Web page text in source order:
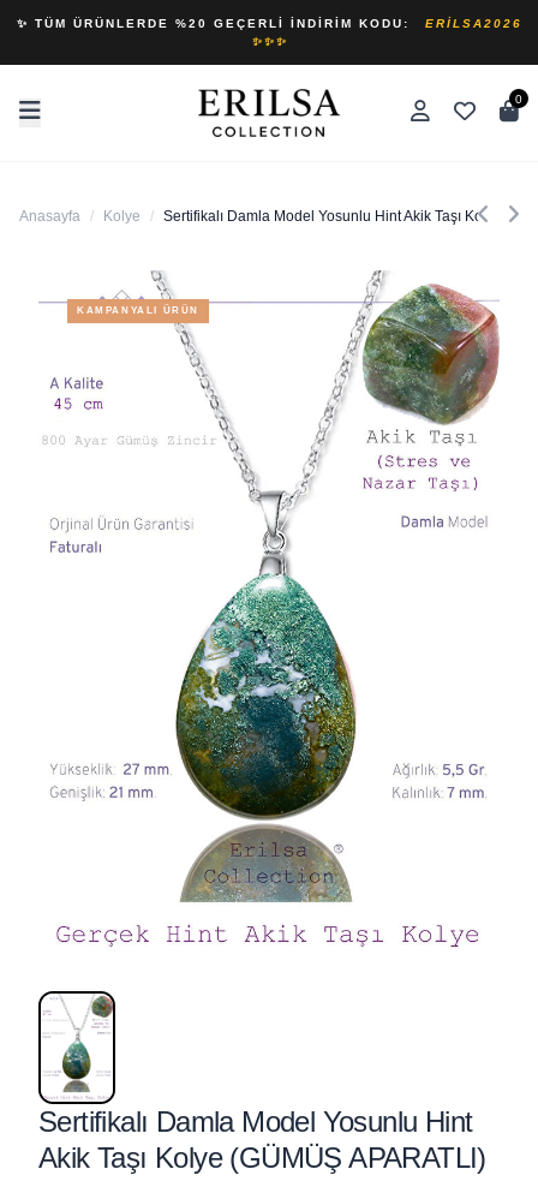
✨ TÜM ÜRÜNLERDE %20 GEÇERLI İNDIRIM KODU:
ERILSA2026
✨✨✨
0
Anasayfa / Kolye / Sertifikalı Damla Model Yosunlu Hint Akik Taşı Kolye
KAMPANYALI ÜRÜN
Sertifikalı Damla Model Yosunlu Hint
Akik Taşı Kolye (GÜMÜŞ APARATLI)